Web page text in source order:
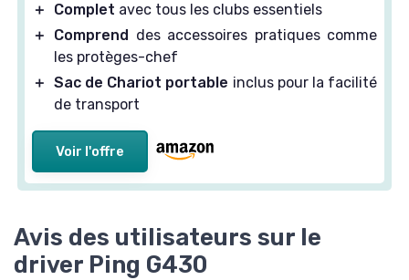
＋ Complet avec tous les clubs essentiels
＋
Comprend
des accessoires pratiques comme
les protèges-chef
＋ Sac de Chariot portable inclus pour la facilité
de transport
Voir l'offre
Avis des utilisateurs sur le
driver Ping G430